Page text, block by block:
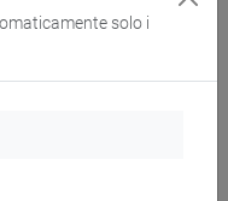
india e sud-est
solo i